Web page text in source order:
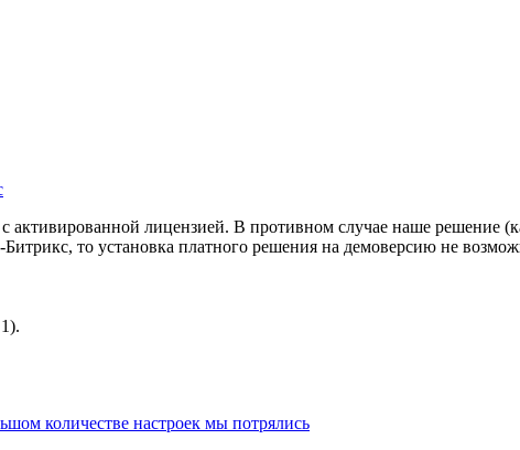
активированной лицензией. В противном случае наше решение
то установка платного решения на демоверсию не
количестве настроек мы потрялись